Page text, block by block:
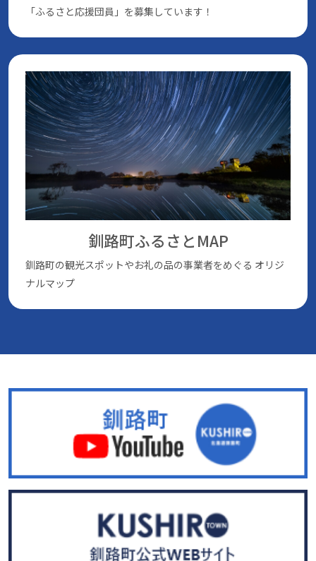
「ふるさと応援団員」を募集しています！
釧路町ふるさとMAP
釧路町の観光スポットやお礼の品の事業者をめぐる オリジ
ナルマップ